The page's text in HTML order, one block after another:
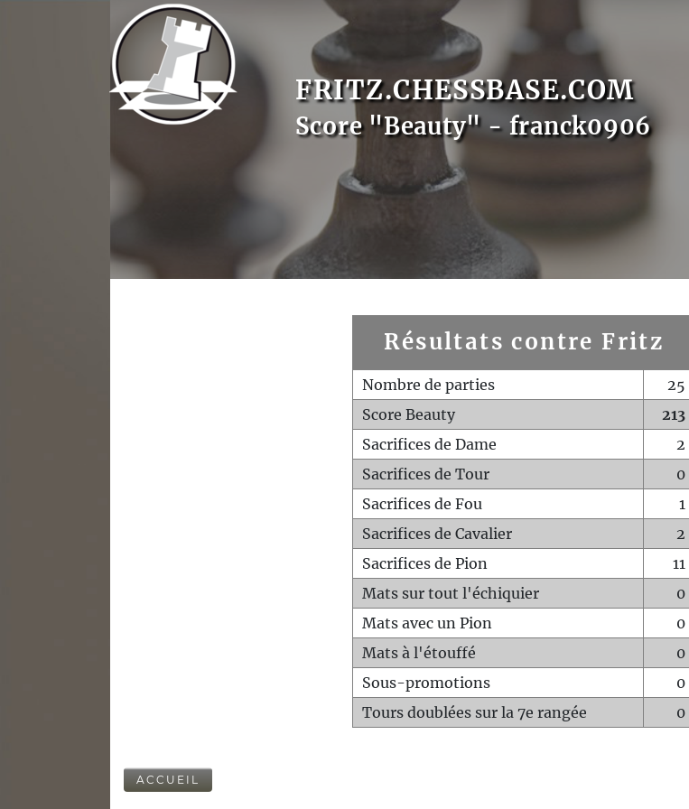
FRITZ.CHESSBASE.COM
Score "Beauty" - franck0906
Résultats contre Fritz
Nombre de parties
25
Score Beauty
213
Sacrifices de Dame
2
Sacrifices de Tour
0
Sacrifices de Fou
1
Sacrifices de Cavalier
2
Sacrifices de Pion
11
Mats sur tout l'échiquier
0
Mats avec un Pion
0
Mats à l'étouffé
0
Sous-promotions
0
Tours doublées sur la 7e rangée
0
ACCUEIL